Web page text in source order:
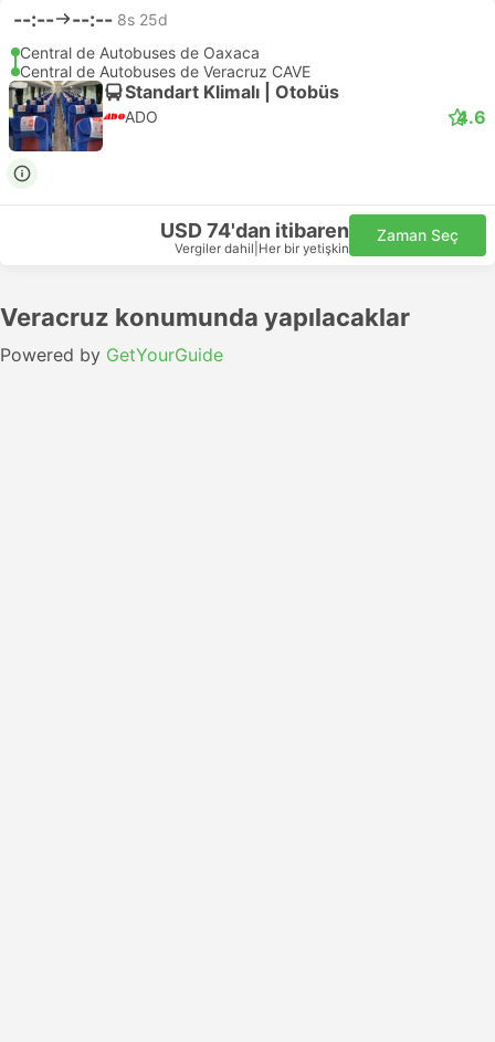
--:-- --:-- 8s 25d
Central de Autobuses de Oaxaca
Central de Autobuses de Veracruz CAVE
Standart Klimalı | Otobüs
ADO 4.6
USD 74'dan itibaren
Vergiler dahil Her bir yetişkin
Zaman Seç
Veracruz konumunda yapılacaklar
Powered by GetYourGuide